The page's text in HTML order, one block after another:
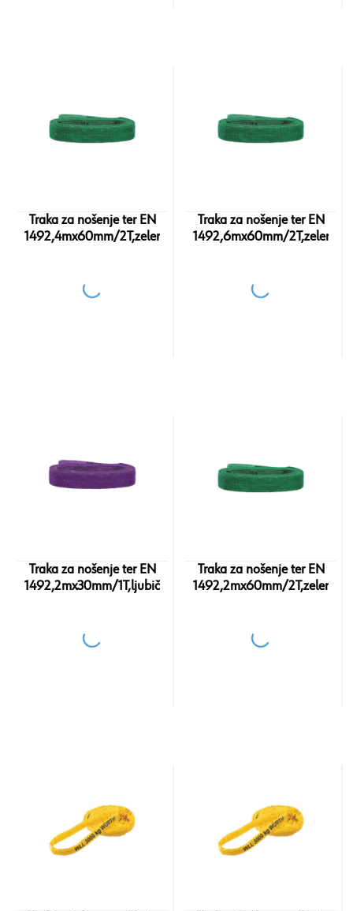
Traka za nošenje ter EN
1492,4mx60mm/2T,zelena
Traka za nošenje ter EN
1492,6mx60mm/2T,zelena
Traka za nošenje ter EN
1492,2mx30mm/1T,ljubič
Traka za nošenje ter EN
1492,2mx60mm/2T,zelena